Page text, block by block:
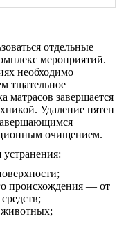
отдельные
мероприятий.
необходимо
тщательное
матрасов завершается
Удаление пятен
очищением.
устранения:
происхождения — от